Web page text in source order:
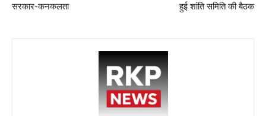
सरकार-कनकलता
हुई शांति समिति की बैठक